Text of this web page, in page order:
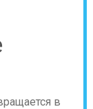
в